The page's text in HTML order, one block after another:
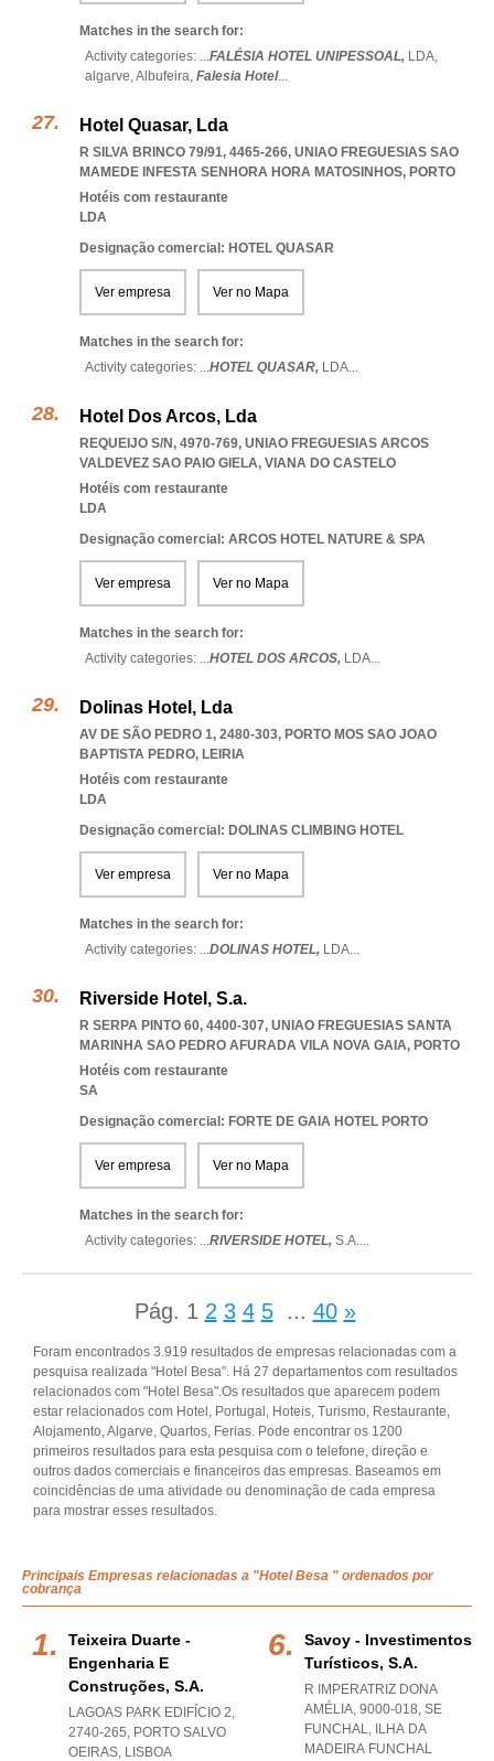
Matches in the search for:
Activity categories: ...FALÉSIA HOTEL UNIPESSOAL, LDA,
algarve,Albufeira, Falesia Hotel...
Hotel Quasar, Lda
R SILVA BRINCO 79/91, 4465-266, UNIAO FREGUESIAS SAO
MAMEDE INFESTA SENHORA HORA MATOSINHOS, PORTO
Hotéis com restaurante
LDA
Designação comercial: HOTEL QUASAR
Ver empresa Ver no Mapa
Matches in the search for:
Activity categories: ...HOTEL QUASAR, LDA...
Hotel Dos Arcos, Lda
REQUEIJO S/N, 4970-769, UNIAO FREGUESIAS ARCOS
VALDEVEZ SAO PAIO GIELA, VIANA DO CASTELO
Hotéis com restaurante
LDA
Designação comercial: ARCOS HOTEL NATURE & SPA
Ver empresa Ver no Mapa
Matches in the search for:
Activity categories: ...HOTEL DOS ARCOS, LDA...
Dolinas Hotel, Lda
AV DE SÃO PEDRO 1, 2480-303, PORTO MOS SAO JOAO
BAPTISTA PEDRO, LEIRIA
Hotéis com restaurante
LDA
Designação comercial: DOLINAS CLIMBING HOTEL
Ver empresa Ver no Mapa
Matches in the search for:
Activity categories: ...DOLINAS HOTEL, LDA...
Riverside Hotel, S.a.
R SERPA PINTO 60, 4400-307, UNIAO FREGUESIAS SANTA
MARINHA SAO PEDRO AFURADA VILA NOVA GAIA, PORTO
Hotéis com restaurante
SA
Designação comercial: FORTE DE GAIA HOTEL PORTO
Ver empresa Ver no Mapa
Matches in the search for:
Activity categories: ...RIVERSIDE HOTEL, S.A....
Pág. 1 2 3 4 5 ... 40 »
Foram encontrados 3.919 resultados de empresas relacionadas com a
pesquisa realizada "Hotel Besa". Há 27 departamentos com resultados
relacionados com "Hotel Besa".Os resultados que aparecem podem
estar relacionados com Hotel, Portugal, Hoteis, Turismo, Restaurante,
Alojamento, Algarve, Quartos, Ferias. Pode encontrar os 1200
primeiros resultados para esta pesquisa com o telefone, direção e
outros dados comerciais e financeiros das empresas. Baseamos em
coincidências de uma atividade ou denominação de cada empresa
para mostrar esses resultados.
Principais Empresas relacionadas a "Hotel Besa " ordenados por
cobrança
Teixeira Duarte -
Engenharia E
Construções, S.a.
LAGOAS PARK EDIFÍCIO 2,
2740-265, PORTO SALVO
OEIRAS, LISBOA
Savoy - Investimentos
Turísticos, S.a.
R IMPERATRIZ DONA
AMÉLIA, 9000-018, SE
FUNCHAL, ILHA DA
MADEIRA FUNCHAL